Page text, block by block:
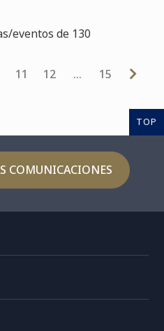
eventos de 130
11 12 … 15
TOP
COMUNICACIONES